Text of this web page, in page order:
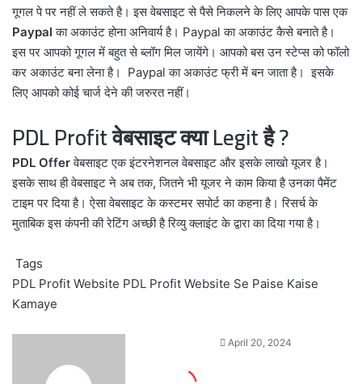
गूगल पे पर नहीं ले सकते है। इस वेबसाइट से पैसे निकलने के लिए आपके पास एक
Paypalका अकाउंट होना अनिवार्य है। Paypal का अकाउंट कैसे बनाते है।
इस पर आपको गूगल में बहुत से ब्लॉग मिल जायेंगे। आपको बस उन स्टेप्स को फॉलो
कर अकाउंट बना लेना है। Paypal का अकाउंट फ्री में बन जाता है। इसके
लिए आपको कोई चार्ज देने की जरुरत नहीं।
PDL Profit वेबसाइट क्या Legit है ?
PDL Offerवेबसाइट एक इंटरनेशनल वेबसाइट और इसके लाखो यूजर है।
इसके साथ ही वेबसाइट ने अब तक, जितने भी यूजर ने काम किया है उनका पैमेंट
टाइम पर दिया है। ऐसा वेबसाइट के कस्टमर सपोर्ट का कहना है। रिसर्च के
मुताबिक इस कंपनी की रेटिंग अच्छी है रिव्यु क्लाइंट के द्वारा का दिया गया है।
Tags
PDL Profit Website PDL Profit Website Se Paise Kaise
Kamaye
SendApril 20, 2024